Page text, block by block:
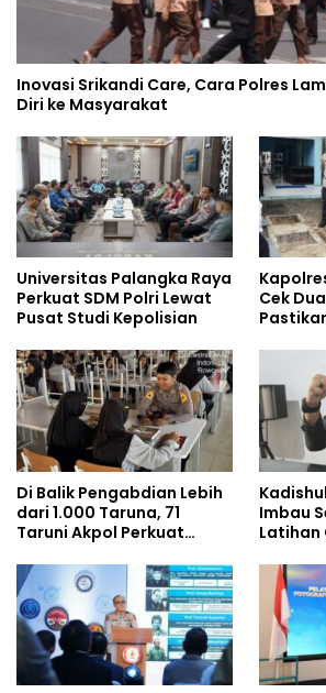
Inovasi Srikandi Care, Cara Polres
Diri ke Masyarakat
Universitas Palangka Raya
Perkuat SDM Polri Lewat
Pusat Studi Kepolisian
Cek
Di Balik Pengabdian Lebih
dari 1.000 Taruna, 71
Taruni Akpol Perkuat
Siswa Sekolah Rakyat
Imbau
Latihan